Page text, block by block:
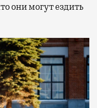
они могут ездить